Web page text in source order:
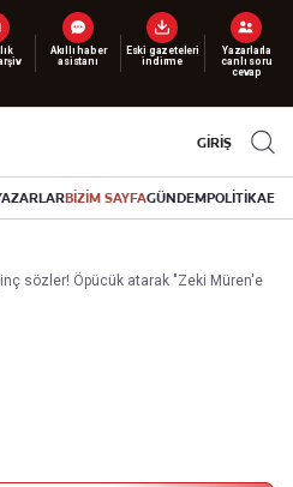
Yeni nesil dijital
TL’den başlayan fiyatlarla.
GİRİŞ
BİZİM SAYFAGÜNDEMPOLİTİKA
sözler! Öpücük atarak "Zeki Müren'e